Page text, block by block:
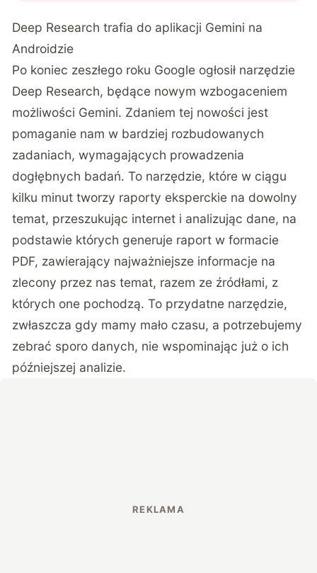
Deep Research trafia do aplikacji Gemini na
Androidzie
Po koniec zeszłego roku Google ogłosił narzędzie
Deep Research, będące nowym wzbogaceniem
możliwości Gemini. Zdaniem tej nowości jest
pomaganie nam w bardziej rozbudowanych
zadaniach, wymagających prowadzenia
dogłębnych badań. To narzędzie, które w ciągu
kilku minut tworzy raporty eksperckie na dowolny
temat, przeszukując internet i analizując dane, na
podstawie których generuje raport w formacie
PDF, zawierający najważniejsze informacje na
zlecony przez nas temat, razem ze źródłami, z
których one pochodzą. To przydatne narzędzie,
zwłaszcza gdy mamy mało czasu, a potrzebujemy
zebrać sporo danych, nie wspominając już o ich
późniejszej analizie.